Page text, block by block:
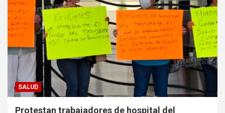
SALUD
Protestan trabajadores de hospital del